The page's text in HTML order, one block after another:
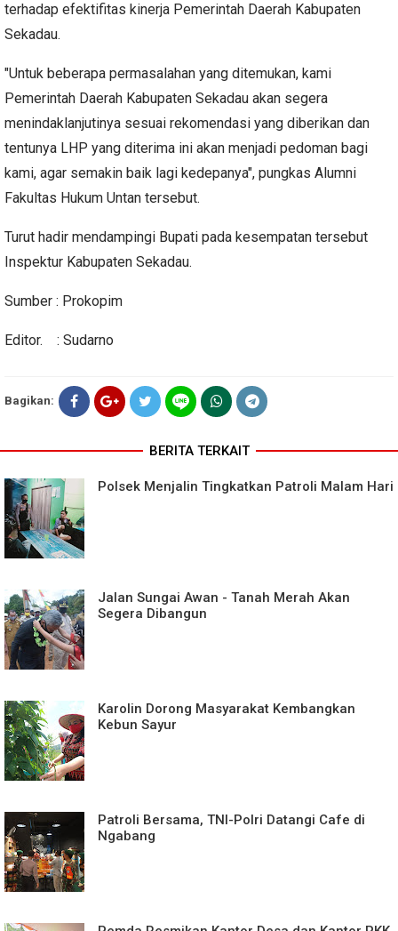
terhadap efektifitas kinerja Pemerintah Daerah Kabupaten
Sekadau.
"Untuk beberapa permasalahan yang ditemukan, kami
Pemerintah Daerah Kabupaten Sekadau akan segera
menindaklanjutinya sesuai rekomendasi yang diberikan dan
tentunya LHP yang diterima ini akan menjadi pedoman bagi
kami, agar semakin baik lagi kedepanya", pungkas Alumni
Fakultas Hukum Untan tersebut.
Turut hadir mendampingi Bupati pada kesempatan tersebut
Inspektur Kabupaten Sekadau.
Sumber : Prokopim
Editor. : Sudarno
Bagikan:
BERITA TERKAIT
Polsek Menjalin Tingkatkan Patroli Malam Hari
Jalan Sungai Awan - Tanah Merah Akan
Segera Dibangun
Karolin Dorong Masyarakat Kembangkan
Kebun Sayur
Patroli Bersama, TNI-Polri Datangi Cafe di
Ngabang